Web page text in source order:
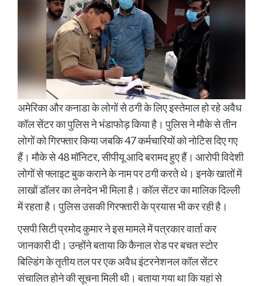
अमेरिका और कनाडा के लोगों से ठगी के लिए इस्तेमाल हो रहे अवैध
कॉल सेंटर का पुलिस ने भंडाफोड़ किया है। पुलिस ने मौके से तीन
लोगों को गिरफ्तार किया जबकि 47 कर्मचारियों को नोटिस दिए गए
हैं। मौके से 48 मॉनिटर, सीपीयू आदि बरामद हुए हैं। आरोपी विदेशी
लोगों से फ्लाइट बुक कराने के नाम पर ठगी करते थे। इनके खातों में
लाखों डॉलर का लेनदेन भी मिला है। कॉल सेंटर का मालिक दिल्ली
में रहता है। पुलिस उसकी गिरफ्तारी के प्रयास भी कर रही है।
एसपी सिटी प्रमोद कुमार ने इस मामले में पत्रकार वार्ता कर
जानकारी दी। उन्होंने बताया कि कैनाल रोड पर बचत स्टोर
बिल्डिंग के तृतीय तल पर एक अवैध इंटरनेशनल कॉल सेंटर
संचालित होने की सूचना मिली थी। बताया गया था कि यहां से